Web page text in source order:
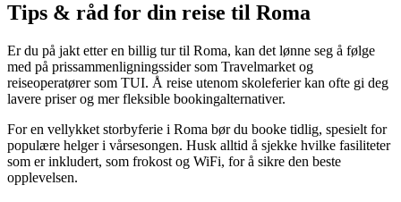
Tips & råd for din reise til Roma
Er du på jakt etter en billig tur til Roma, kan det lønne seg å følge
med på prissammenligningssider som Travelmarket og
reiseoperatører som TUI. Å reise utenom skoleferier kan ofte gi deg
lavere priser og mer fleksible bookingalternativer.
For en vellykket storbyferie i Roma bør du booke tidlig, spesielt for
populære helger i vårsesongen. Husk alltid å sjekke hvilke fasiliteter
som er inkludert, som frokost og WiFi, for å sikre den beste
opplevelsen.